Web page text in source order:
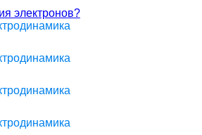
электронов?